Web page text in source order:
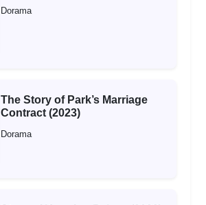
Dorama
The Story of Park’s Marriage
Contract (2023)
Dorama